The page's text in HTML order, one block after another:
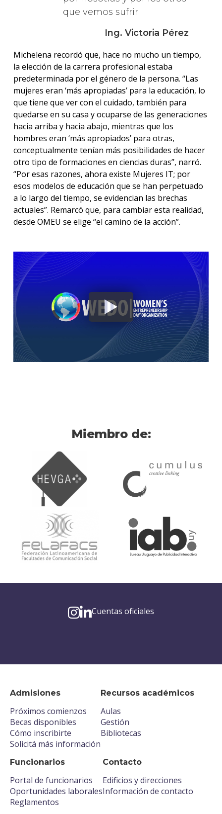
que vemos sufrir.
Ing. Victoria Pérez
Michelena recordó que, hace no mucho un tiempo,
la elección de la carrera profesional estaba
predeterminada por el género de la persona. “Las
mujeres eran ‘más apropiadas’ para la educación, lo
que tiene que ver con el cuidado, también para
quedarse en su casa y ocuparse de las generaciones
hacia arriba y hacia abajo, mientras que los
hombres eran ‘más apropiados’ para otras,
conceptualmente tenían más posibilidades de hacer
otro tipo de formaciones en ciencias duras”, narró.
“Por esas razones, ahora existe Mujeres IT; por
esos modelos de educación que se han perpetuado
a lo largo del tiempo, se evidencian las brechas
actuales”. Remarcó que, para cambiar esta realidad,
desde OMEU se elige “el camino de la acción”.
Miembro de:
Admisiones
Próximos comienzos
Becas disponibles
Cómo inscribirte
Solicitá más información
Recursos académicos
Aulas
Gestión
Bibliotecas
Funcionarios
Portal de funcionarios
Oportunidades laborales
Reglamentos
Contacto
Edificios y direcciones
Información de contacto
Cuentas oficiales